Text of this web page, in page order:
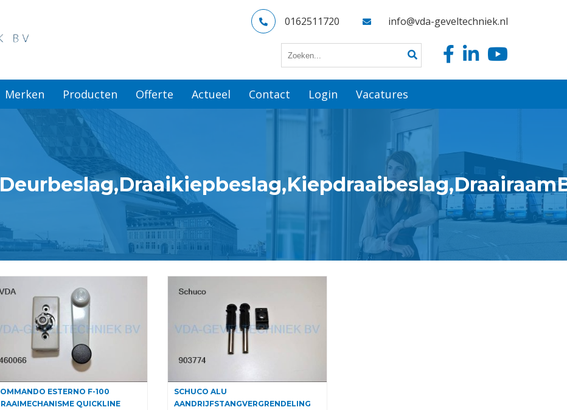
0162511720 info@vda-geveltechniek.nl
Merken Producten Offerte Actueel Contact Login Vacatures
ESTERNO F-100
QUICKLINE
SCHUCO ALU
AANDRIJFSTANGVERGRENDELING